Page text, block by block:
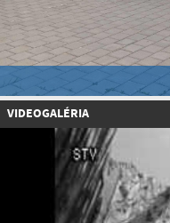
VIDEOGALÉRIA